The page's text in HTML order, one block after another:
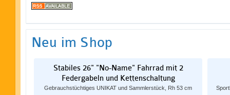
Neu im Shop
Stabiles 26" "No-Name" Fahrrad mit 2
Federgabeln und Kettenschaltung
Gebrauchstüchtiges UNIKAT und Sammlerstück, Rh 53 cm